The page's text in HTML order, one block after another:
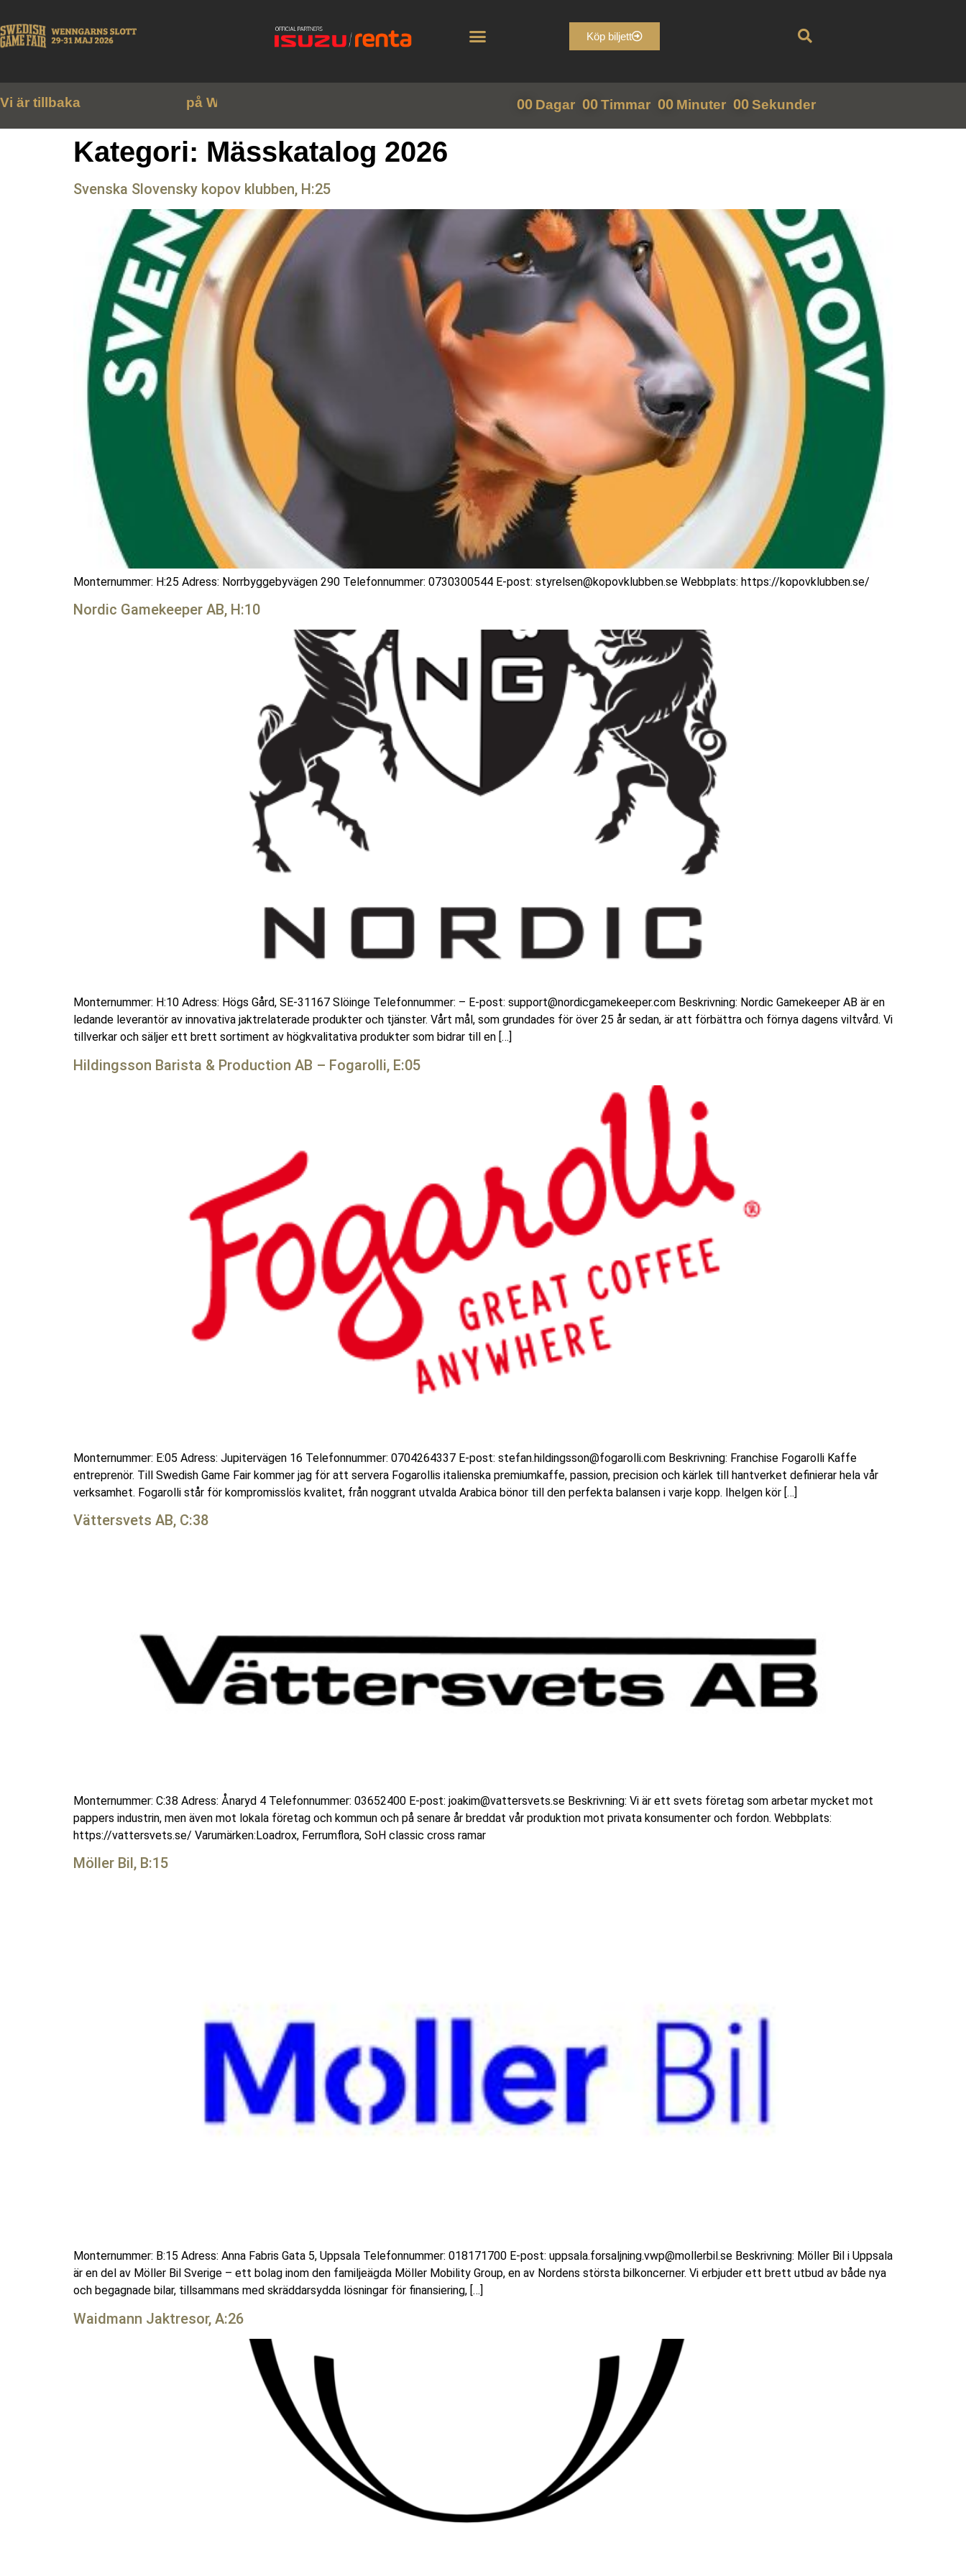
Köp biljett
Vi är tillbaka på W 00 Dagar 00Timmar 00 Minuter 00Sekunder
Kategori: Mässkatalog 2026
Svenska Slovensky kopov klubben, H:25
Monternummer: H:25 Adress: Norrbyggebyvägen 290 Telefonnummer: 0730300544 E-post: styrelsen@kopovklubben.se Webbplats: https://kopovklubben.se/
Nordic Gamekeeper AB, H:10
Monternummer: H:10 Adress: Högs Gård, SE-31167 Slöinge Telefonnummer: – E-post: support@nordicgamekeeper.com Beskrivning: Nordic Gamekeeper AB är en
ledande leverantör av innovativa jaktrelaterade produkter och tjänster. Vårt mål, som grundades för över 25 år sedan, är att förbättra och förnya dagens viltvård. Vi
tillverkar och säljer ett brett sortiment av högkvalitativa produkter som bidrar till en […]
Hildingsson Barista & Production AB – Fogarolli, E:05
Monternummer: E:05 Adress: Jupitervägen 16 Telefonnummer: 0704264337 E-post: stefan.hildingsson@fogarolli.com Beskrivning: Franchise Fogarolli Kaffe
entreprenör. Till Swedish Game Fair kommer jag för att servera Fogarollis italienska premiumkaffe, passion, precision och kärlek till hantverket definierar hela vår
verksamhet. Fogarolli står för kompromisslös kvalitet, från noggrant utvalda Arabica bönor till den perfekta balansen i varje kopp. Ihelgen kör […]
Vättersvets AB, C:38
Monternummer: C:38 Adress: Ånaryd 4 Telefonnummer: 03652400 E-post: joakim@vattersvets.se Beskrivning: Vi är ett svets företag som arbetar mycket mot
pappers industrin, men även mot lokala företag och kommun och på senare år breddat vår produktion mot privata konsumenter och fordon. Webbplats:
https://vattersvets.se/ Varumärken:Loadrox, Ferrumflora, SoH classic cross ramar
Möller Bil, B:15
Monternummer: B:15 Adress: Anna Fabris Gata 5, Uppsala Telefonnummer: 018171700 E-post: uppsala.forsaljning.vwp@mollerbil.se Beskrivning: Möller Bil i Uppsala
är en del av Möller Bil Sverige – ett bolag inom den familjeägda Möller Mobility Group, en av Nordens största bilkoncerner. Vi erbjuder ett brett utbud av både nya
och begagnade bilar, tillsammans med skräddarsydda lösningar för finansiering, […]
Waidmann Jaktresor, A:26